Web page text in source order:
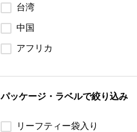
台湾
中国
アフリカ
パッケージ・ラベルで絞り込み
リーフティー袋入り